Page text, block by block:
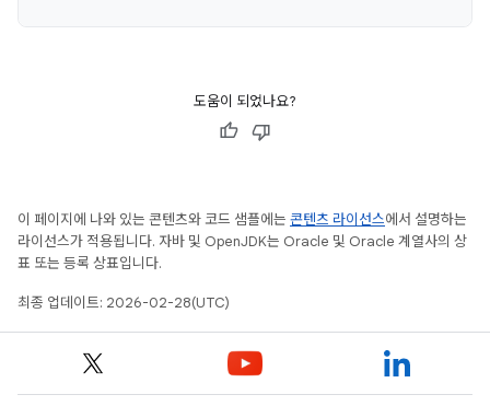
도움이 되었나요?
이 페이지에 나와 있는 콘텐츠와 코드 샘플에는 콘텐츠 라이선스에서 설명하는
라이선스가 적용됩니다. 자바 및 OpenJDK는 Oracle 및 Oracle 계열사의 상
표 또는 등록 상표입니다.
최종 업데이트: 2026-02-28(UTC)